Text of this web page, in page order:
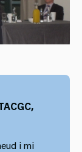
i mi